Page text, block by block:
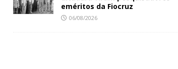
eméritos da Fiocruz
06/08/2026